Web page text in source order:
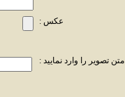
عکس :
متن تصویر را وارد نمایید :